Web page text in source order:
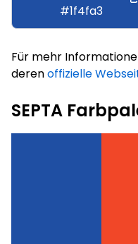
#1f4fa3
Für mehr
derenoffizielle
SEPTA